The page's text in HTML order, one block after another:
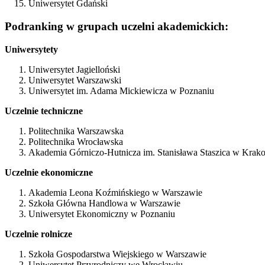
Uniwersytet Gdański
Podranking w grupach uczelni akademickich:
Uniwersytety
Uniwersytet Jagielloński
Uniwersytet Warszawski
Uniwersytet im. Adama Mickiewicza w Poznaniu
Uczelnie techniczne
Politechnika Warszawska
Politechnika Wrocławska
Akademia Górniczo-Hutnicza im. Stanisława Staszica w
Uczelnie ekonomiczne
Akademia Leona Koźmińskiego w Warszawie
Szkoła Główna Handlowa w Warszawie
Uniwersytet Ekonomiczny w Poznaniu
Uczelnie rolnicze
Szkoła Gospodarstwa Wiejskiego w Warszawie